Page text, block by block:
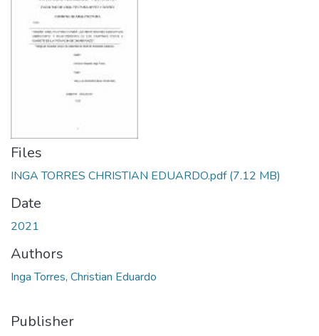
Files
INGA TORRES CHRISTIAN EDUARDO.pdf(7.12 MB)
Date
2021
Authors
Inga Torres, Christian Eduardo
Publisher